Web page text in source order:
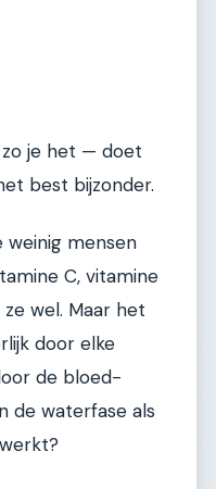
je het — doet
best bijzonder.
weinig mensen
C, vitamine
wel. Maar het
door elke
de bloed-
de waterfase als